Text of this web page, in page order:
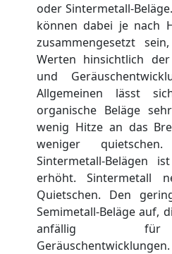
oder Sintermetall-
können dabei je nach
zusammengesetzt
Werten hinsichtlich
und
Allgemeinen lässt
organische Beläge
wenig Hitze an das
weniger
Sintermetall-Belägen
erhöht. Sintermetall
Quietschen. Den
Semimetall-Beläge auf,
anfällig für
Geräuschentwicklungen.